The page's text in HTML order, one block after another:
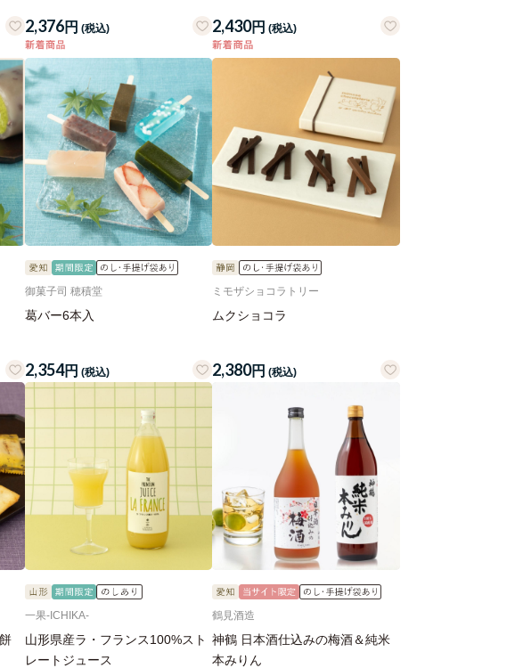
2,376円 (税込) 2,430円 (税込)
御菓子司 穂積堂
葛バー6本入
2,354円 (税込)
ミモザショコラトリー
ムクショコラ
2,380円 (税込)
一果‐ICHIKA‐
山形県産ラ・フランス100%スト
レートジュース
鶴見酒造
神鶴 日本酒仕込みの梅酒＆純米
本みりん